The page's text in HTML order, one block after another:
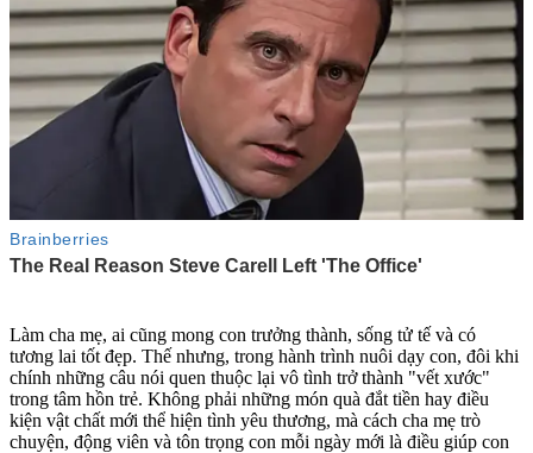
Làm cha mẹ, ai cũng mong con trưởng thành, sống tử tế và có
tương lai tốt đẹp. Thế nhưng, trong hành trình nuôi dạy con, đôi khi
chính những câu nói quen thuộc lại vô tình trở thành "vết xước"
trong tâm hồn trẻ. Không phải những món quà đắt tiền hay điều
kiện vật chất mới thể hiện tình yêu thương, mà cách cha mẹ trò
chuyện, động viên và tôn trọng con mỗi ngày mới là điều giúp con